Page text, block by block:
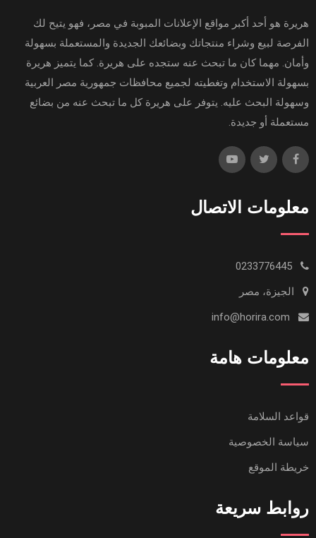
هريرة هو أحد أكبر مواقع الإعلانات المبوبة في مصر، فهو يتيح لك
الفرصة لبيع وشراء منتجاتك وبضائعك الجديدة والمستعملة بسهولة
وأمان. مهما كان ما تبحث عنه ستجده على هريرة. كما يتميز هريرة
بسهولة الاستخدام وتغطيته لجميع محافظات جمهورية مصر العربية
وسهولة البحث عليه. يتوفر على هريرة كل ما تبحث عنه من بضائع
مستعملة أو جديدة.
معلومات الاتصال
الجيزة، مصر
معلومات هامة
قواعد السلامة
سياسة الخصوصية
خريطة الموقع
روابط سريعة